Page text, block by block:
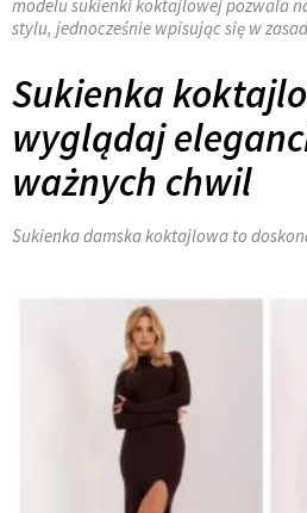
modelu sukienki koktajlowej pozwala
stylu, jednocześnie wpisując się w
Sukienka
wyglądaj
ważnych chwil
Sukienka damska koktajlowa to